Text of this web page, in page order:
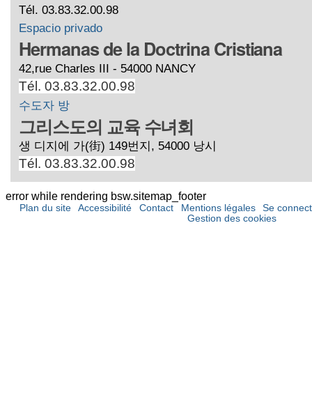
Tél. 03.83.32.00.98
Espacio privado
Hermanas de la Doctrina Cristiana
42,rue Charles III - 54000 NANCY
Tél. 03.83.32.00.98
수도자 방
그리스도의 교육 수녀회
생 디지에 가(街) 149번지, 54000 낭시
Tél. 03.83.32.00.98
error while rendering bsw.sitemap_footer
Plan du site Accessibilité Contact Mentions légales
Se
Gestion des cookies